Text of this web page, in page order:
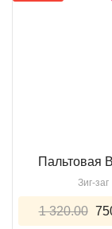
Пальтовая
Зиг-заг
1 320.00